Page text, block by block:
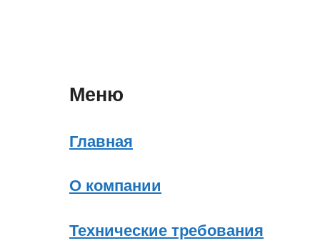
Меню
Главная
О компании
Технические требования